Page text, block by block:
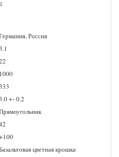
Россия
1000
+- 0.2
цветная крошка